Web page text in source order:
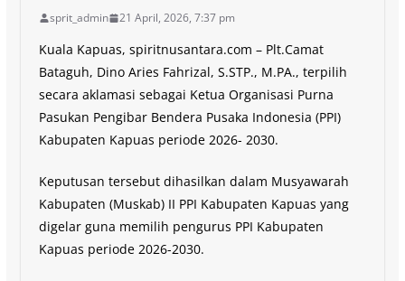
sprit_admin 21 April, 2026, 7:37 pm
Kuala Kapuas, spiritnusantara.com – Plt.Camat
Bataguh, Dino Aries Fahrizal, S.STP., M.PA., terpilih
secara aklamasi sebagai Ketua Organisasi Purna
Pasukan Pengibar Bendera Pusaka Indonesia (PPI)
Kabupaten Kapuas periode 2026- 2030.
Keputusan tersebut dihasilkan dalam Musyawarah
Kabupaten (Muskab) II PPI Kabupaten Kapuas yang
digelar guna memilih pengurus PPI Kabupaten
Kapuas periode 2026-2030.